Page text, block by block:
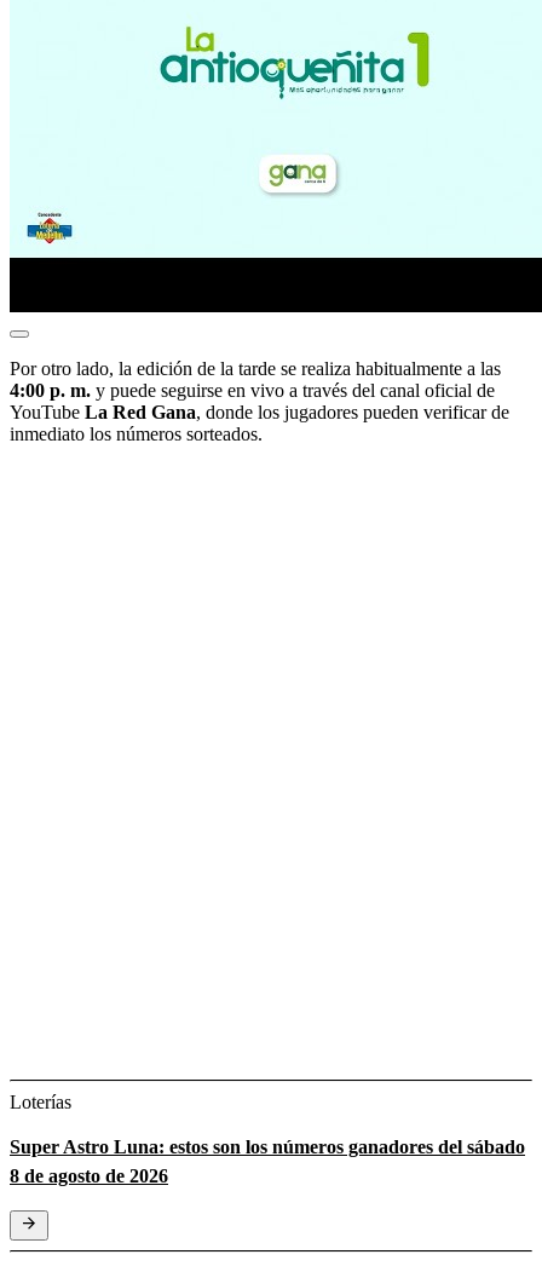
Por otro lado, la edición de la tarde se realiza habitualmente a las
4:00 p. m. y puede seguirse en vivo a través del canal oficial de
YouTube La Red Gana, donde los jugadores pueden verificar de
inmediato los números sorteados.
Loterías
Super Astro Luna: estos son los números ganadores del sábado
8 de agosto de 2026